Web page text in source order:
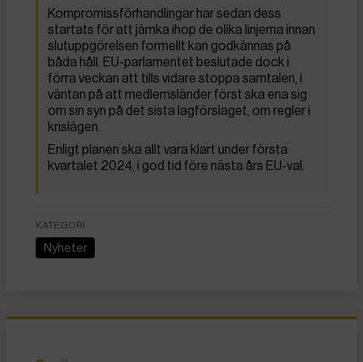
Kompromissförhandlingar har sedan dess
startats för att jämka ihop de olika linjerna innan
slutuppgörelsen formellt kan godkännas på
båda håll. EU-parlamentet beslutade dock i
förra veckan att tills vidare stoppa samtalen, i
väntan på att medlemsländer först ska ena sig
om sin syn på det sista lagförslaget, om regler i
krislägen.
Enligt planen ska allt vara klart under första
kvartalet 2024, i god tid före nästa års EU-val.
KATEGORI
Nyheter